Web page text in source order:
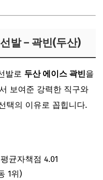
발 – 곽빈(두산)
발로 두산 에이스 곽빈을
보여준 강력한 직구와
택의 이유로 꼽힙니다.
균자책점 4.01
1위)